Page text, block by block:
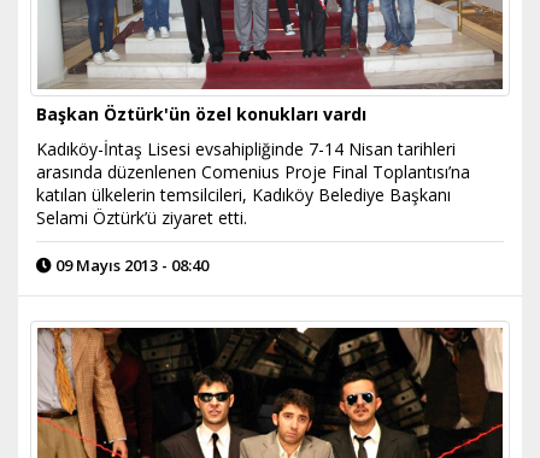
Başkan Öztürk'ün özel konukları vardı
Kadıköy-İntaş Lisesi evsahipliğinde 7-14 Nisan tarihleri
arasında düzenlenen Comenius Proje Final Toplantısı’na
katılan ülkelerin temsilcileri, Kadıköy Belediye Başkanı
Selami Öztürk’ü ziyaret etti.
09 Mayıs 2013 - 08:40